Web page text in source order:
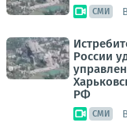
СМИ
России
РФ
СМИ